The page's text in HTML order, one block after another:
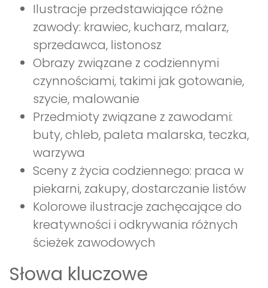
Ilustracje przedstawiające różne
zawody: krawiec, kucharz, malarz,
sprzedawca, listonosz
Obrazy związane z codziennymi
czynnościami, takimi jak gotowanie,
szycie, malowanie
Przedmioty związane z zawodami:
buty, chleb, paleta malarska, teczka,
warzywa
Sceny z życia codziennego: praca w
piekarni, zakupy, dostarczanie listów
Kolorowe ilustracje zachęcające do
kreatywności i odkrywania różnych
ścieżek zawodowych
Słowa kluczowe